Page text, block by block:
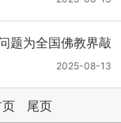
题为全国佛教界敲
2025-08-13
尾页